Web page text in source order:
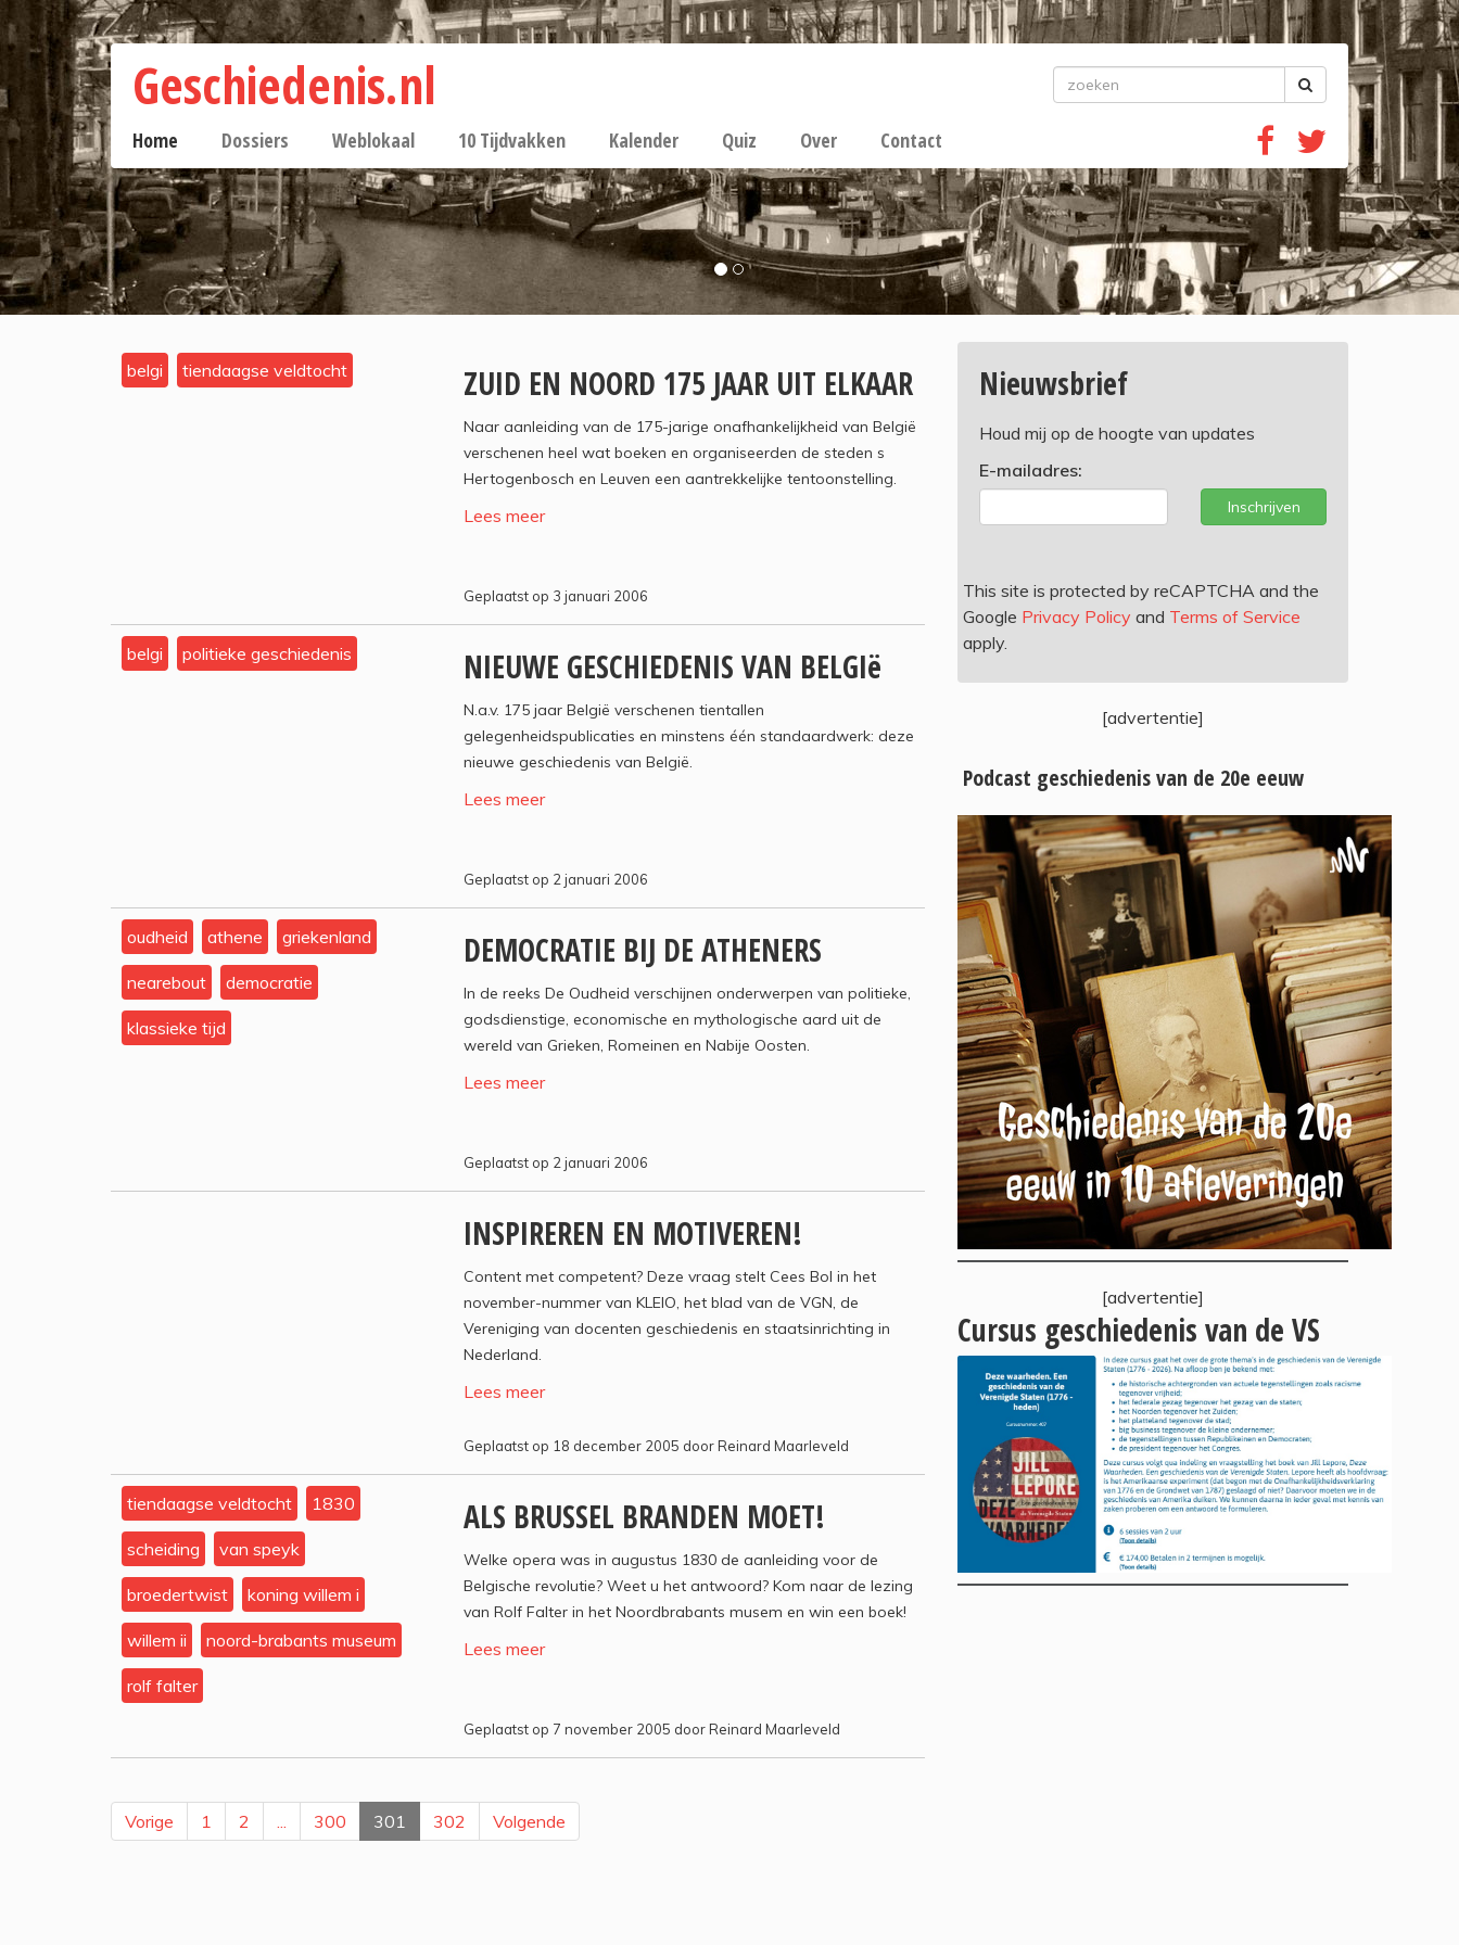
Geschiedenis.nl
Home Dossiers Weblokaal 10 Tijdvakken Kalender Quiz Over Contact
belgi tiendaagse veldtocht ZUID EN NOORD 175 JAAR UIT ELKAAR
Naar aanleiding van de 175-jarige onafhankelijkheid van België
verschenen heel wat boeken en organiseerden de steden s
Hertogenbosch en Leuven een aantrekkelijke tentoonstelling.
Lees meer
Geplaatst op 3 januari 2006
belgi politieke geschiedenis NIEUWE GESCHIEDENIS VAN BELGIë
N.a.v. 175 jaar België verschenen tientallen
gelegenheidspublicaties en minstens één standaardwerk: deze
nieuwe geschiedenis van België.
Lees meer
Geplaatst op 2 januari 2006
oudheid athene griekenland
nearebout democratie
klassieke tijd
DEMOCRATIE BIJ DE ATHENERS
In de reeks De Oudheid verschijnen onderwerpen van politieke,
godsdienstige, economische en mythologische aard uit de
wereld van Grieken, Romeinen en Nabije Oosten.
Lees meer
Geplaatst op 2 januari 2006
INSPIREREN EN MOTIVEREN!
Content met competent? Deze vraag stelt Cees Bol in het
november-nummer van KLEIO, het blad van de VGN, de
Vereniging van docenten geschiedenis en staatsinrichting in
Nederland.
Lees meer
Geplaatst op 18 december 2005 door Reinard Maarleveld
tiendaagse veldtocht 1830
scheiding van speyk
broedertwist koning willem i
willem ii noord-brabants museum
rolf falter
ALS BRUSSEL BRANDEN MOET!
Welke opera was in augustus 1830 de aanleiding voor de
Belgische revolutie? Weet u het antwoord? Kom naar de lezing
van Rolf Falter in het Noordbrabants musem en win een boek!
Lees meer
Geplaatst op 7 november 2005 door Reinard Maarleveld
Vorige 1 2 ... 300 301 302 Volgende
Nieuwsbrief
Houd mij op de hoogte van updates
E-mailadres:
Inschrijven
This site is protected by reCAPTCHA and the
Google Privacy Policy and Terms of Service
apply.
[advertentie]
Podcast geschiedenis van de 20e eeuw
[advertentie]
Cursus geschiedenis van de VS